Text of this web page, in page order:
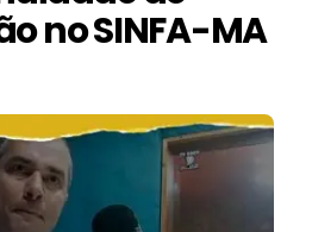
INFORMATIVO
NOTÍCIAS
no SINFA-MA